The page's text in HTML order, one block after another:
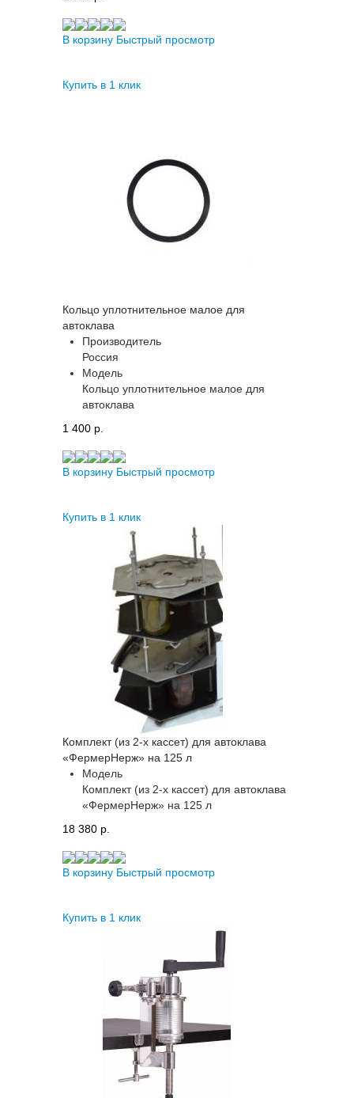
В корзину Быстрый просмотр
Купить в 1 клик
Кольцо уплотнительное малое для
автоклава
Производитель
Россия
Модель
Кольцо уплотнительное малое для
автоклава
1 400 p.
В корзину Быстрый просмотр
Купить в 1 клик
Комплект (из 2-х кассет) для автоклава
«ФермерНерж» на 125 л
Модель
Комплект (из 2-х кассет) для автоклава
«ФермерНерж» на 125 л
18 380 p.
В корзину Быстрый просмотр
Купить в 1 клик